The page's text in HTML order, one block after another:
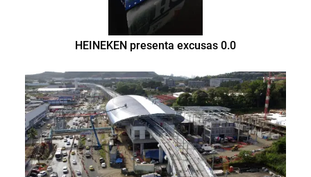
HEINEKEN presenta excusas 0.0